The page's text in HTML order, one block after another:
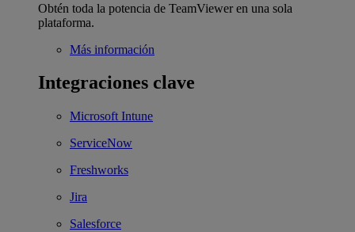
Obtén toda la potencia de TeamViewer en una sola
plataforma.
Más información
Integraciones clave
Microsoft Intune
ServiceNow
Freshworks
Jira
Salesforce